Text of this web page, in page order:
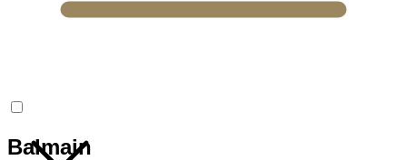
Balmain